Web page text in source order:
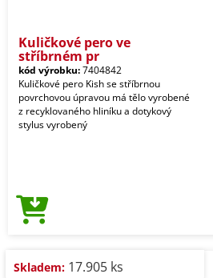
Kuličkové pero ve
stříbrném pr
kód výrobku:7404842
Kuličkové pero Kish se stříbrnou
povrchovou úpravou má tělo vyrobené
z recyklovaného hliníku a dotykový
stylus vyrobený
Skladem: 17.905 ks